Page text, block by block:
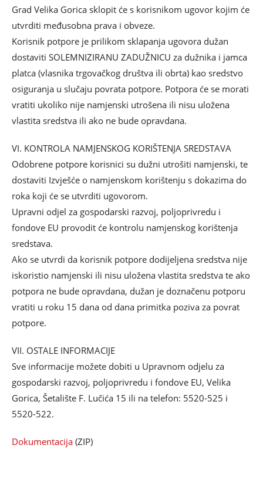
Grad Velika Gorica sklopit će s korisnikom ugovor kojim će
utvrditi međusobna prava i obveze.
Korisnik potpore je prilikom sklapanja ugovora dužan
dostaviti SOLEMNIZIRANU ZADUŽNICU za dužnika i jamca
platca (vlasnika trgovačkog društva ili obrta) kao sredstvo
osiguranja u slučaju povrata potpore. Potpora će se morati
vratiti ukoliko nije namjenski utrošena ili nisu uložena
vlastita sredstva ili ako ne bude opravdana.
VI. KONTROLA NAMJENSKOG KORIŠTENJA SREDSTAVA
Odobrene potpore korisnici su dužni utrošiti namjenski, te
dostaviti Izvješće o namjenskom korištenju s dokazima do
roka koji će se utvrditi ugovorom.
Upravni odjel za gospodarski razvoj, poljoprivredu i
fondove EU provodit će kontrolu namjenskog korištenja
sredstava.
Ako se utvrdi da korisnik potpore dodijeljena sredstva nije
iskoristio namjenski ili nisu uložena vlastita sredstva te ako
potpora ne bude opravdana, dužan je doznačenu potporu
vratiti u roku 15 dana od dana primitka poziva za povrat
potpore.
VII. OSTALE INFORMACIJE
Sve informacije možete dobiti u Upravnom odjelu za
gospodarski razvoj, poljoprivredu i fondove EU, Velika
Gorica, Šetalište F. Lučića 15 ili na telefon: 5520-525 i
5520-522.
Dokumentacija (ZIP)